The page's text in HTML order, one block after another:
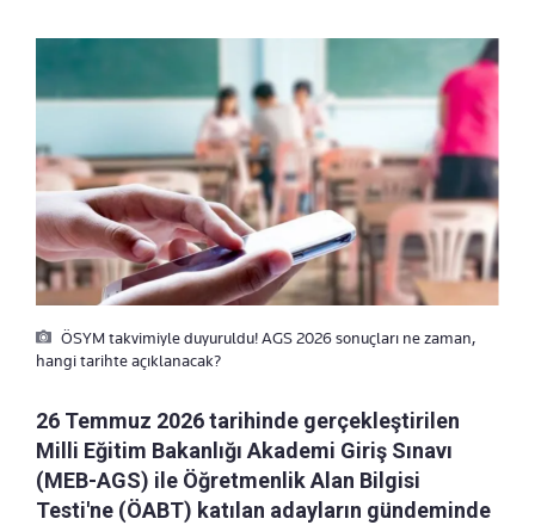
ÖSYM takvimiyle duyuruldu! AGS 2026 sonuçları ne zaman,
hangi tarihte açıklanacak?
26 Temmuz 2026 tarihinde gerçekleştirilen
Milli Eğitim Bakanlığı Akademi Giriş Sınavı
(MEB-AGS) ile Öğretmenlik Alan Bilgisi
Testi'ne (ÖABT) katılan adayların gündeminde